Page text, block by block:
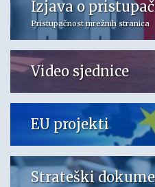
Izjava o
Pristupačnost mrežnih stranica
Video sjednice
EU projekti
Strateški